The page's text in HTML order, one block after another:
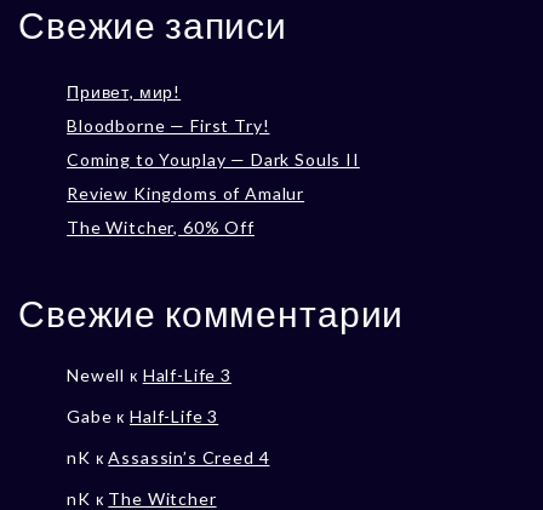
Свежие записи
Привет, мир!
Bloodborne — First Try!
Coming to Youplay — Dark Souls II
Review Kingdoms of Amalur
The Witcher, 60% Off
Свежие комментарии
Newell к Half-Life 3
Gabe к Half-Life 3
nK кAssassin’s Creed 4
nK к The Witcher